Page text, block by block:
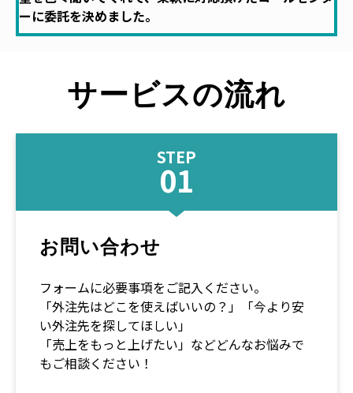
STEP
01
フォームに必要事項をご記入ください。
「外注先はどこを使えばいいの？」「今より安
い外注先を探してほしい」
「売上をもっと上げたい」などどんなお悩みで
もご相談ください！